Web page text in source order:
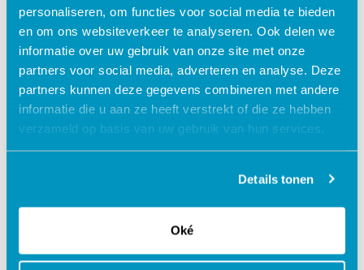
personaliseren, om functies voor social media te bieden
en om ons websiteverkeer te analyseren. Ook delen we
informatie over uw gebruik van onze site met onze
partners voor social media, adverteren en analyse. Deze
partners kunnen deze gegevens combineren met andere
informatie die u aan ze heeft verstrekt of die ze hebben
verzameld op basis van uw gebruik van hun services.
Details tonen
Oké
Inzicht in mijn situatie